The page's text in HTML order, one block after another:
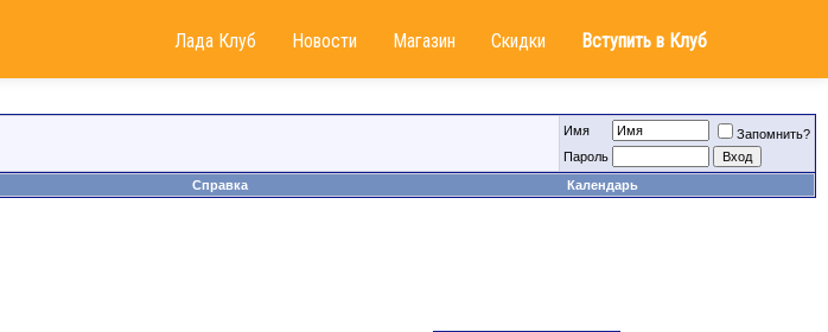
Лада Клуб Новости Магазин Скидки Вступить в Клуб
Имя
Запомнить?
Пароль
Справка Календарь